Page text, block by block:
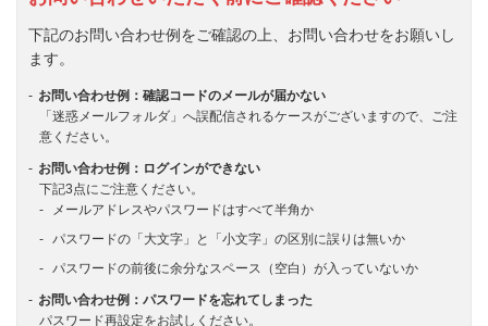
下記のお問い合わせ例をご確認の上、お問い合わせをお願いし
ます。
お問い合わせ例：確認コードのメールが届かない
「迷惑メールフォルダ」へ誤配信されるケースがございますので、ご注
意ください。
お問い合わせ例：ログインができない
下記3点にご注意ください。
メールアドレスやパスワードはすべて半角か
パスワードの「大文字」と「小文字」の区別に誤りは無いか
パスワードの前後に余分なスペース（空白）が入っていないか
お問い合わせ例：パスワードを忘れてしまった
パスワード再設定をお試しください。